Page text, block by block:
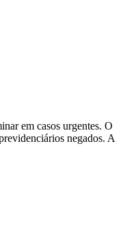
em casos urgentes. O
negados. A